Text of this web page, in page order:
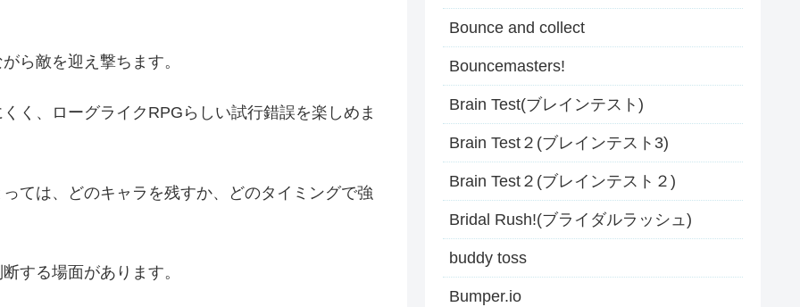
ら敵を迎え撃ちます。
く、ローグライクRPGらしい試行錯誤を楽しめま
ては、どのキャラを残すか、どのタイミングで強
する場面があります。
Bounce and collect
Bouncemasters!
Brain Test(ブレインテスト)
Brain Test２(ブレインテスト3)
Brain Test２(ブレインテスト２)
Bridal Rush!(ブライダルラッシュ)
buddy toss
Bumper.io